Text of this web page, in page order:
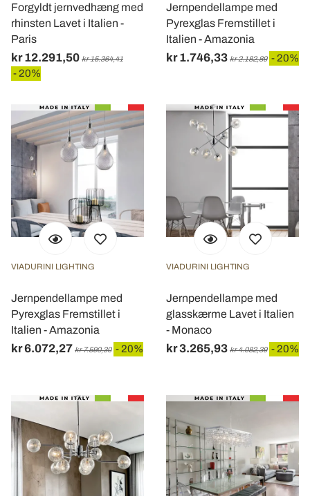
Forgyldt jernvedhæng med
rhinsten Lavet i Italien -
Paris
kr 12.291,50 kr 15.364,41
- 20%
Jernpendellampe med
Pyrexglas Fremstillet i
Italien - Amazonia
kr 1.746,33 kr 2.182,89 - 20%
VIADURINI LIGHTING
Jernpendellampe med
Pyrexglas Fremstillet i
Italien - Amazonia
kr 6.072,27 kr 7.590,30 - 20%
VIADURINI LIGHTING
Jernpendellampe med
glasskærme Lavet i Italien
- Monaco
kr 3.265,93 kr 4.082,39 - 20%